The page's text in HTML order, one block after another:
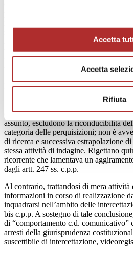
Accetta
Accetta
Rifiuta
Come noto, la questione assume
prevede alcune garanzie in tema di
intercettazioni di comunicazioni – tesi
riesame e poi condivisa dal Collegio –
informatiche ai sensi dell’art. 247,
prospettata dal ricorrente) o, infine,
I giudici, nel confermare il
Riesame di Reggio Calabria, muovono
l’attività di acquisizione del file è
corso della sua stessa formazione.
assunto, escludono la riconducibilità
categoria delle perquisizioni; non è
di ricerca e successiva estrapolazione
stessa attività di indagine. Rigettano
ricorrente che lamentava un
dagli artt. 247 ss. c.p.p.
Al contrario, trattandosi di mera attività
informazioni in corso di realizzazione
inquadrarsi nell’ambito delle
bis c.p.p. A sostegno di tale
di “comportamento c.d. comunicativo”
arresti della giurisprudenza
suscettibile di intercettazione,